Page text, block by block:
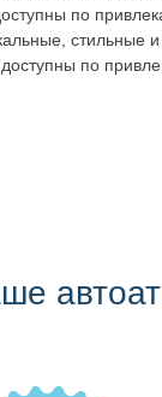
по
стильные
по